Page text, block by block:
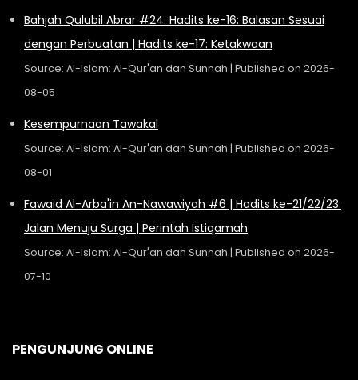
Bahjah Qulubil Abrar #24: Hadits ke-16: Balasan Sesuai
dengan Perbuatan | Hadits ke-17: Ketakwaan
Source: Al-Islam: Al-Qur'an dan Sunnah Published on 2026-
08-05
Kesempurnaan Tawakal
Source: Al-Islam: Al-Qur'an dan Sunnah Published on 2026-
08-01
Fawaid Al-Arba'in An-Nawawiyah #6 | Hadits ke-21/22/23:
Jalan Menuju Surga | Perintah Istiqamah
Source: Al-Islam: Al-Qur'an dan Sunnah Published on 2026-
07-10
PENGUNJUNG ONLINE